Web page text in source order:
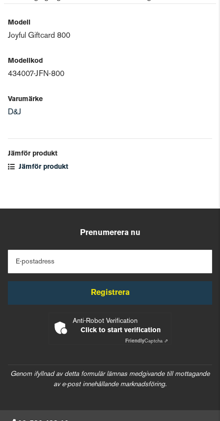
Modell
Joyful Giftcard 800
Modellkod
434007-JFN-800
Varumärke
D&J
Jämför produkt
Jämför produkt
Prenumerera nu
E-postadress
Registrera
Anti-Robot Verification
Click to start verification
FriendlyCaptcha ⇗
Genom ifyllnad av detta formulär lämnas medgivande till mottagande
av e-post innehållande marknadsföring.